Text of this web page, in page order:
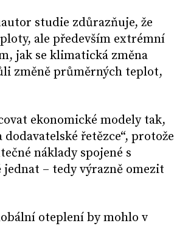
studie zdůrazňuje, že
ale především extrémní
jak se klimatická změna
změně průměrných teplot,
ekonomické modely tak,
řetězce“, protože
náklady spojené s
– tedy výrazně omezit
oteplení by mohlo v